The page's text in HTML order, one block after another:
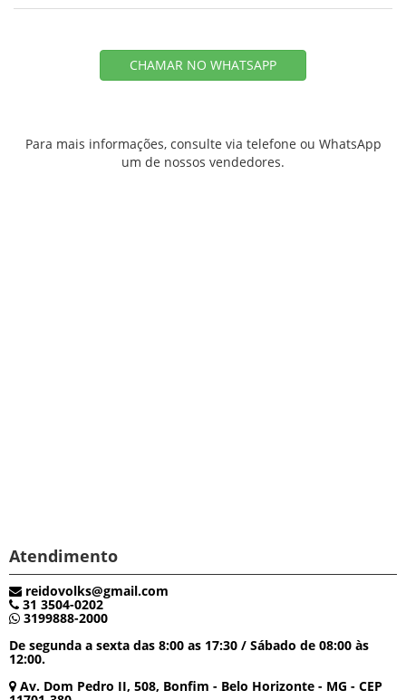
CHAMAR NO WHATSAPP
Para mais informações, consulte via telefone ou WhatsApp
um de nossos vendedores.
Atendimento
reidovolks@gmail.com
31 3504-0202
3199888-2000
De segunda a sexta das 8:00 as 17:30 / Sábado de 08:00 às
12:00.
Av. Dom Pedro II, 508, Bonfim - Belo Horizonte - MG - CEP